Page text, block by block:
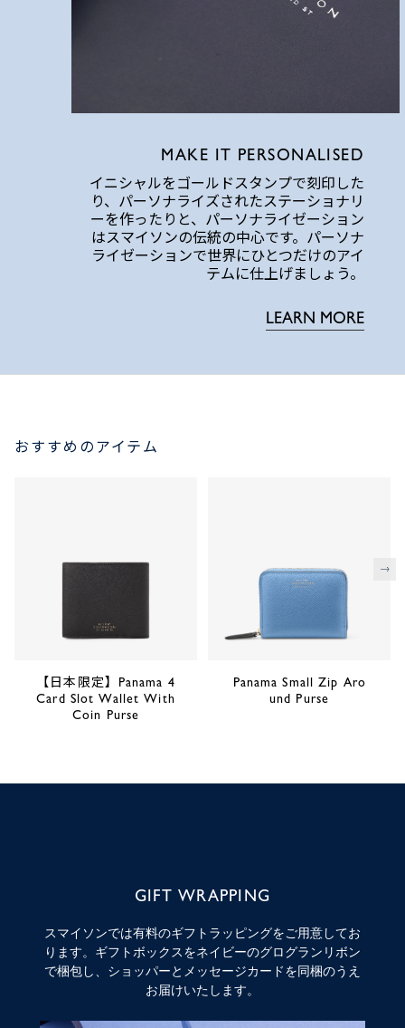
MAKE IT PERSONALISED
イニシャルをゴールドスタンプで刻印した
り、パーソナライズされたステーショナリ
ーを作ったりと、パーソナライゼーション
はスマイソンの伝統の中心です。パーソナ
ライゼーションで世界にひとつだけのアイ
テムに仕上げましょう。
LEARN MORE
おすすめのアイテム
【日本限定】Panama 4
Card Slot Wallet With
Coin Purse
Panama Small Zip Aro
und Purse
次
GIFT WRAPPING
スマイソンでは有料のギフトラッピングをご用意してお
ります。ギフトボックスをネイビーのグログランリボン
で梱包し、ショッパーとメッセージカードを同梱のうえ
お届けいたします。